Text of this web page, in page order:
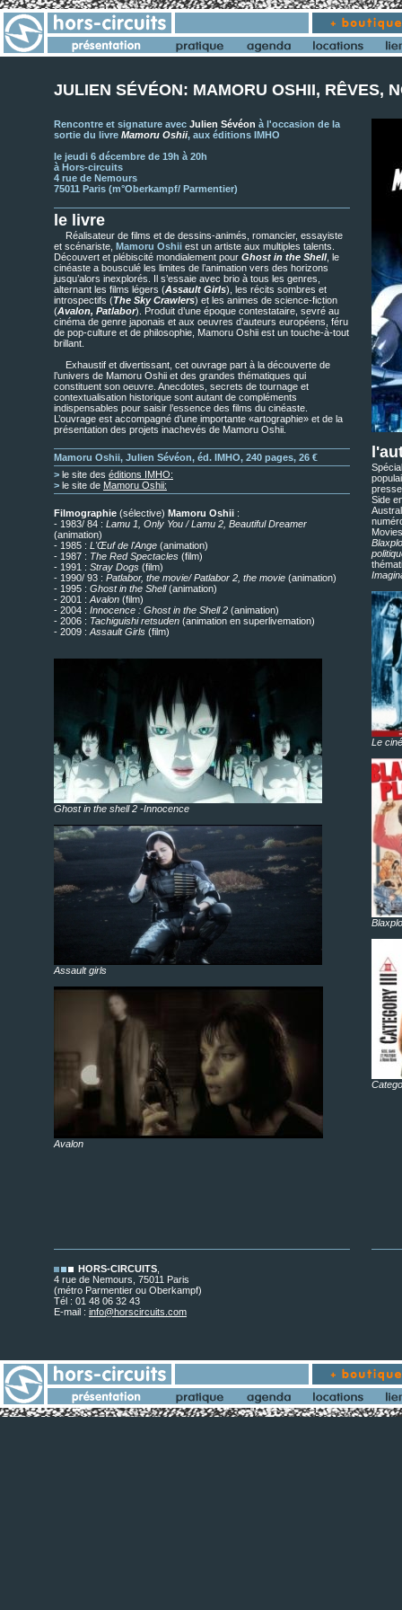
JULIEN SÉVÉON: MAMORU OSHII, RÊVES,
Rencontre et signature avec Julien Sévéon à l'occasion de la
sortie du livre Mamoru Oshii, aux éditions IMHO
le jeudi 6 décembre de 19h à 20h
à Hors-circuits
4 rue de Nemours
75011 Paris (m°Oberkampf/ Parmentier)
le livre
Réalisateur de films et de dessins-animés, romancier, essayiste
et scénariste, Mamoru Oshii est un artiste aux multiples talents.
Découvert et plébiscité mondialement pour Ghost in the Shell, le
cinéaste a bousculé les limites de l’animation vers des horizons
jusqu’alors inexplorés. Il s’essaie avec brio à tous les genres,
alternant les films légers (Assault Girls), les récits sombres et
introspectifs (The Sky Crawlers) et les animes de science-fiction
(Avalon, Patlabor). Produit d’une époque contestataire, sevré au
cinéma de genre japonais et aux oeuvres d’auteurs européens, féru
de pop-culture et de philosophie, Mamoru Oshii est un touche-à-tout
brillant.
Exhaustif et divertissant, cet ouvrage part à la découverte de
l’univers de Mamoru Oshii et des grandes thématiques qui
constituent son oeuvre. Anecdotes, secrets de tournage et
contextualisation historique sont autant de compléments
indispensables pour saisir l’essence des films du cinéaste.
L’ouvrage est accompagné d’une importante «artographie» et de la
présentation des projets inachevés de Mamoru Oshii.
Mamoru Oshii, Julien Sévéon, éd. IMHO, 240 pages, 26 €
> le site des éditions IMHO:
> le site de Mamoru Oshii:
Filmographie (sélective) Mamoru Oshii :
- 1983/ 84 : Lamu 1, Only You / Lamu 2, Beautiful Dreamer
(animation)
- 1985 : L'Œuf de l'Ange (animation)
- 1987 : The Red Spectacles (film)
- 1991 : Stray Dogs (film)
- 1990/ 93 : Patlabor, the movie/ Patlabor 2, the movie (animation)
- 1995 : Ghost in the Shell(animation)
- 2001 : Avalon (film)
- 2004 : Innocence : Ghost in the Shell 2 (animation)
- 2006 : Tachiguishi retsuden (animation en superlivemation)
- 2009 : Assault Girls (film)
Ghost in the shell 2 -Innocence
Assault girls
Avalon
Side
Le
HORS-CIRCUITS
4 rue de Nemours, 75011 Paris
(métro Parmentier ou Oberkampf)
Tél : 01 48 06 32 43
E-mail : info@horscircuits.com